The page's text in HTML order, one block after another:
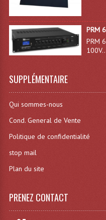
Lanceur De
Machine À
PRM
PRM
SUPPLÉMENTAIRE
Qui sommes-nous
Cond. General de Vente
Politique de confidentialité
stop mail
Plan du site
PRENEZ CONTACT